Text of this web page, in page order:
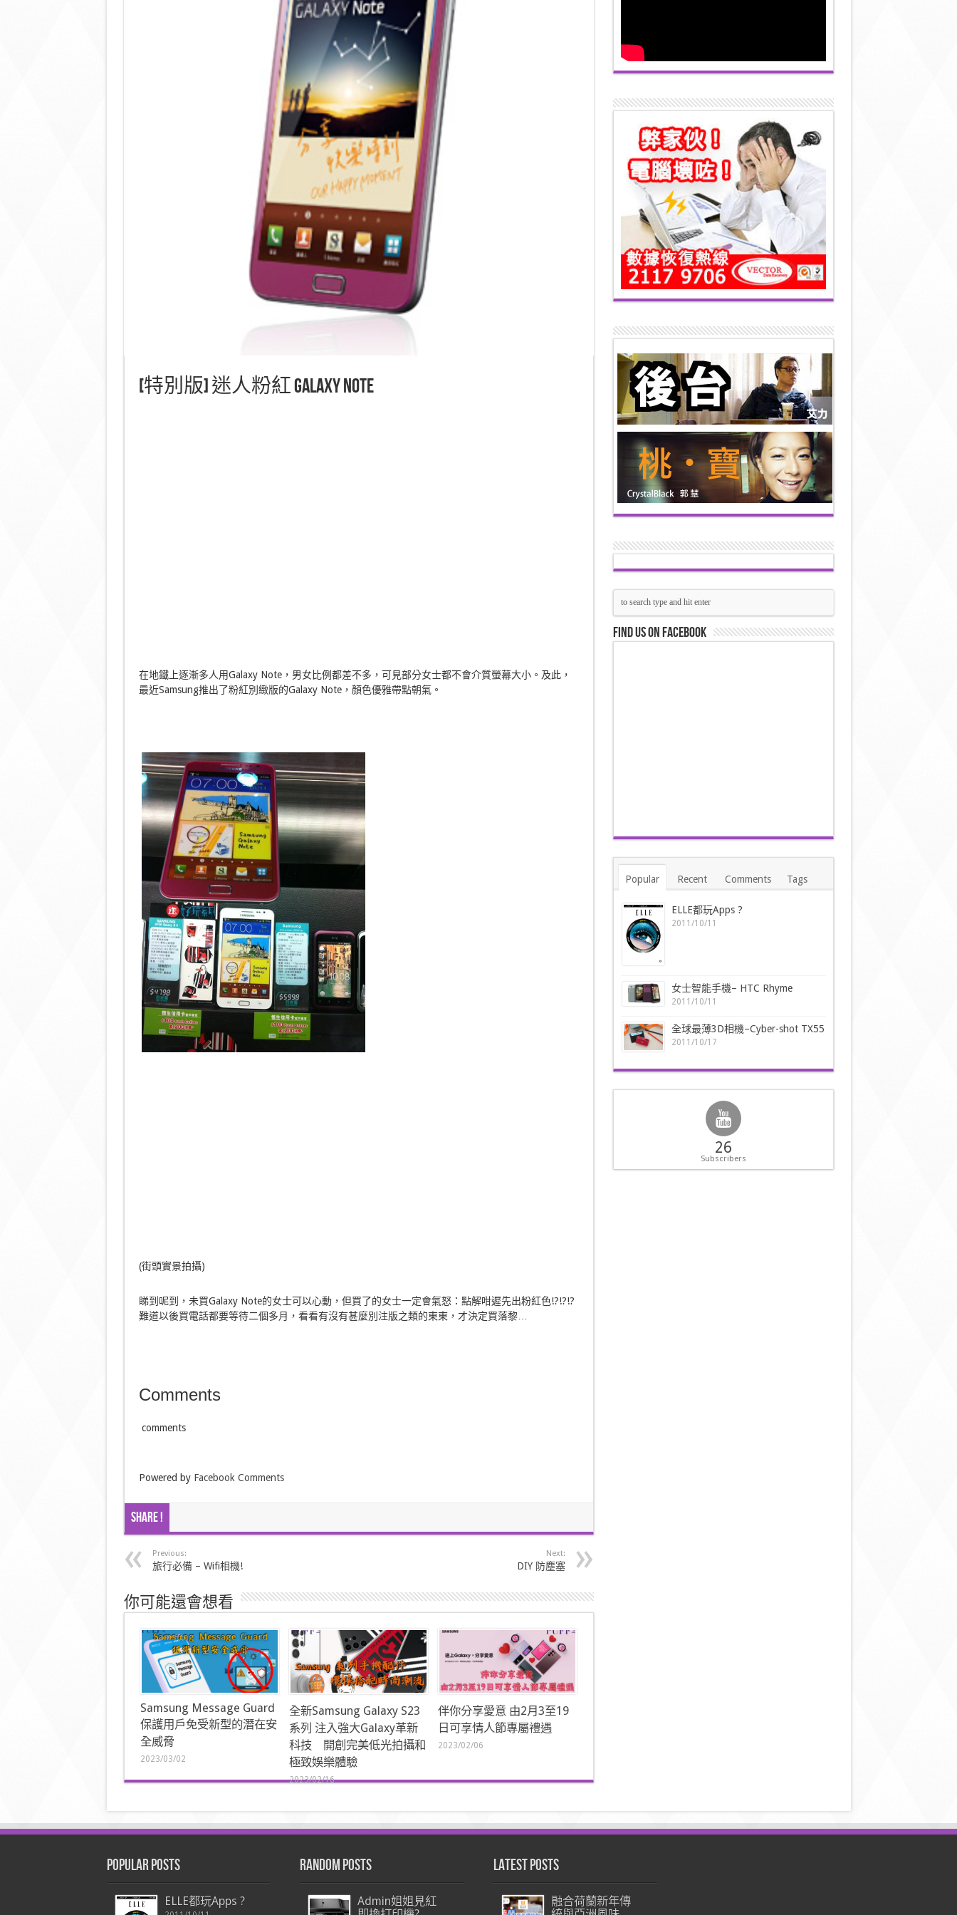
[特別版] 迷人粉紅 Galaxy Note
在地鐵上逐漸多人用Galaxy Note，男女比例都差不多，可見部分女士都不會介質螢幕大小。及此，
最近Samsung推出了粉紅別緻版的Galaxy Note，顏色優雅帶點朝氣。
(街頭實景拍攝)
睇到呢到，未買Galaxy Note的女士可以心動，但買了的女士一定會氣怒：點解咁遲先出粉紅色!?!?!?
難道以後買電話都要等待二個多月，看看有沒有甚麼別注版之類的東東，才決定買落黎…
Comments
comments
Powered by Facebook Comments
Share !
Previous:
旅行必備 – Wifi相機!
Next:
DIY 防塵塞
你可能還會想看
Samsung Message Guard
保護用戶免受新型的潛在安
全威脅
2023/03/02
全新Samsung Galaxy S23
系列 注入強大Galaxy革新
科技 開創完美低光拍攝和
極致娛樂體驗
2023/02/16
伴你分享愛意 由2月3至19
日可享情人節專屬禮遇
2023/02/06
Find us on Facebook
Popular Recent Comments Tags
ELLE都玩Apps ?
2011/10/11
女士智能手機– HTC Rhyme
2011/10/11
全球最薄3D相機–Cyber-shot TX55
2011/10/17
26
Subscribers
Popular Posts
ELLE都玩Apps ?
Random Posts
Admin姐姐見紅
Latest Posts
融合荷蘭新年傳